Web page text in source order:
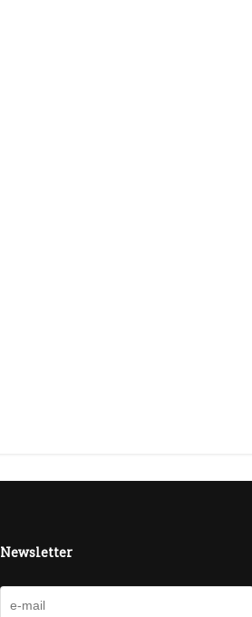
Newsletter